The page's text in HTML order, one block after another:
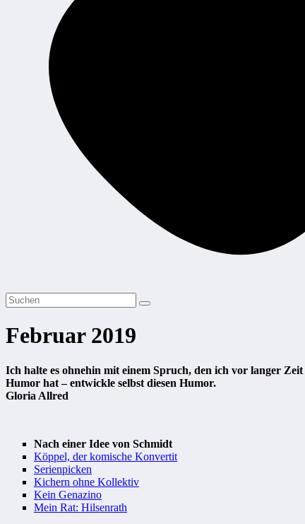
Februar 2019
Ich halte es ohnehin mit einem Spruch, den ich vor langer
Humor hat – entwickle selbst diesen Humor.
Gloria Allred
Nach einer Idee von Schmidt
Köppel, der komische Konvertit
Serienpicken
Kichern ohne Kollektiv
Kein Genazino
Mein Rat: Hilsenrath